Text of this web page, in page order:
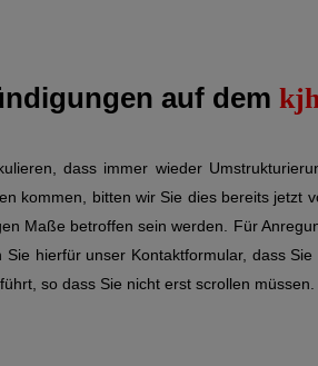
auf dem
dass immer wieder
kommen, bitten wir Sie dies bereits jetzt
Maße betroffen sein werden. Für
hierfür unser Kontaktformular, dass
so dass Sie nicht erst scrollen müssen.